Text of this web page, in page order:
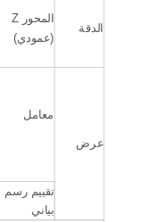
الدقة
المحور Z
(عمودي)
عرض
معامل
تقييم رسم
بياني